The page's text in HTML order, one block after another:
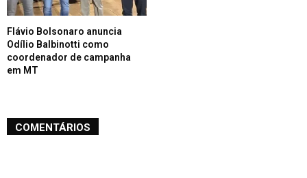
Flávio Bolsonaro anuncia
Odílio Balbinotti como
coordenador de campanha
em MT
COMENTÁRIOS